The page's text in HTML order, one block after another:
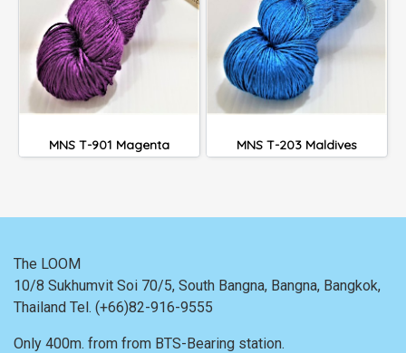
MNS T-901 Magenta MNS T-203 Maldives
The LOOM
10/8 Sukhumvit Soi 70/5, South Bangna, Bangna, Bangkok,
Thailand Tel. (+66)82-916-9555
Only 400m. from from BTS-Bearing station.